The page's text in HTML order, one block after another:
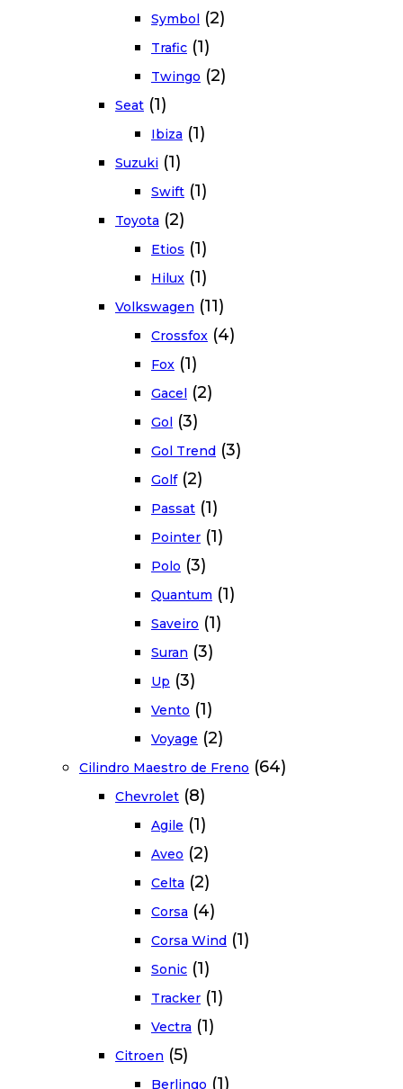
Symbol (2)
Trafic (1)
Twingo (2)
Seat (1)
Ibiza (1)
Suzuki (1)
Swift (1)
Toyota (2)
Etios (1)
Hilux (1)
Volkswagen (11)
Crossfox (4)
Fox (1)
Gacel (2)
Gol (3)
Gol Trend (3)
Golf (2)
Passat (1)
Pointer (1)
Polo (3)
Quantum (1)
Saveiro (1)
Suran (3)
Up (3)
Vento (1)
Voyage (2)
Cilindro Maestro de Freno (64)
Chevrolet (8)
Agile (1)
Aveo (2)
Celta (2)
Corsa (4)
Corsa Wind (1)
Sonic (1)
Tracker (1)
Vectra (1)
Citroen (5)
Berlingo (1)